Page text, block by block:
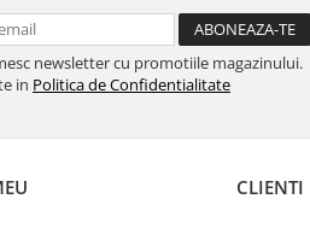
newsletter cu promotiile magazinului.
in Politica de Confidentialitate
CLIENTI